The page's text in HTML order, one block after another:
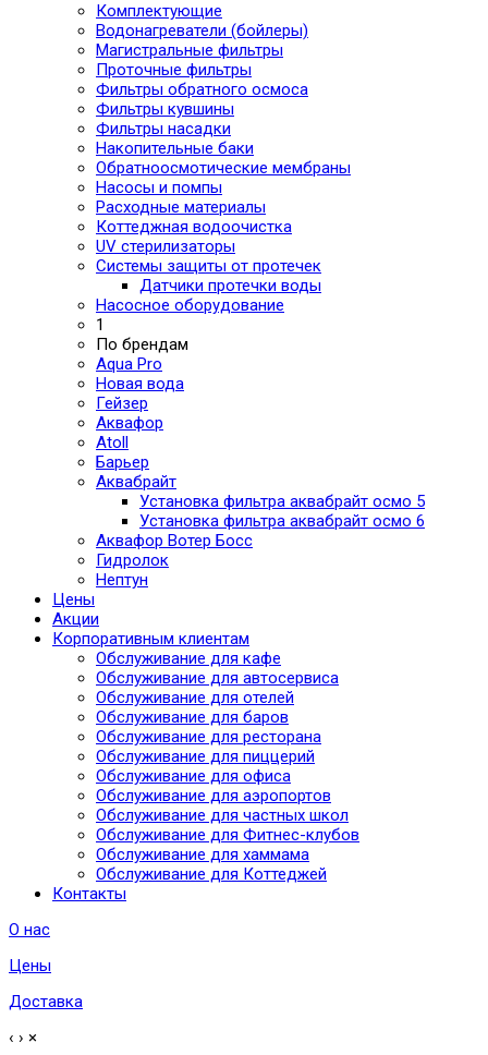
Комплектующие
Водонагреватели (бойлеры)
Магистральные фильтры
Проточные фильтры
Фильтры обратного осмоса
Фильтры кувшины
Фильтры насадки
Накопительные баки
Обратноосмотические мембраны
Насосы и помпы
Расходные материалы
Коттеджная водоочистка
UV стерилизаторы
Системы защиты от протечек
Датчики протечки воды
Насосное оборудование
1
По брендам
Aqua Pro
Новая вода
Гейзер
Аквафор
Atoll
Барьер
Аквабрайт
Установка фильтра аквабрайт осмо 5
Установка фильтра аквабрайт осмо 6
Аквафор Вотер Босс
Гидролок
Нептун
Цены
Акции
Корпоративным клиентам
Обслуживание для кафе
Обслуживание для автосервиса
Обслуживание для отелей
Обслуживание для баров
Обслуживание для ресторана
Обслуживание для пиццерий
Обслуживание для офиса
Обслуживание для аэропортов
Обслуживание для частных школ
Обслуживание для Фитнес-клубов
Обслуживание для хаммама
Обслуживание для Коттеджей
Контакты
О нас
Цены
Доставка
‹ › ×